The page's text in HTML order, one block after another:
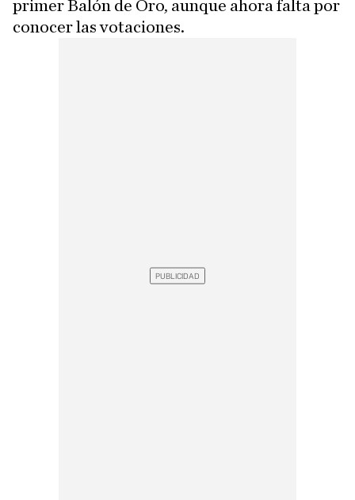
primer Balón de Oro, aunque ahora falta por
conocer las votaciones.